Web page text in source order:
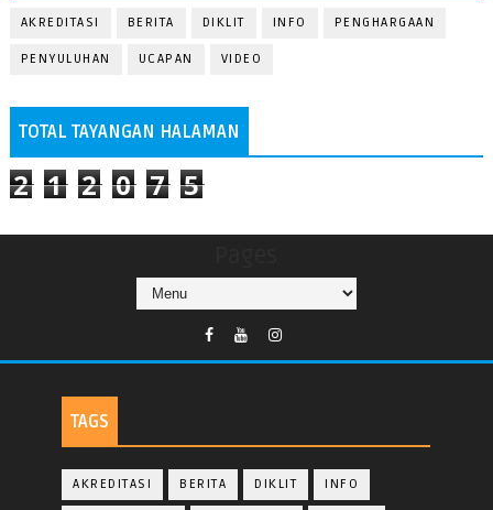
AKREDITASI BERITA DIKLIT INFO PENGHARGAAN
PENYULUHAN UCAPAN VIDEO
TOTAL TAYANGAN HALAMAN
2 1 2 0 7 5
TAGS
AKREDITASI BERITA DIKLIT INFO